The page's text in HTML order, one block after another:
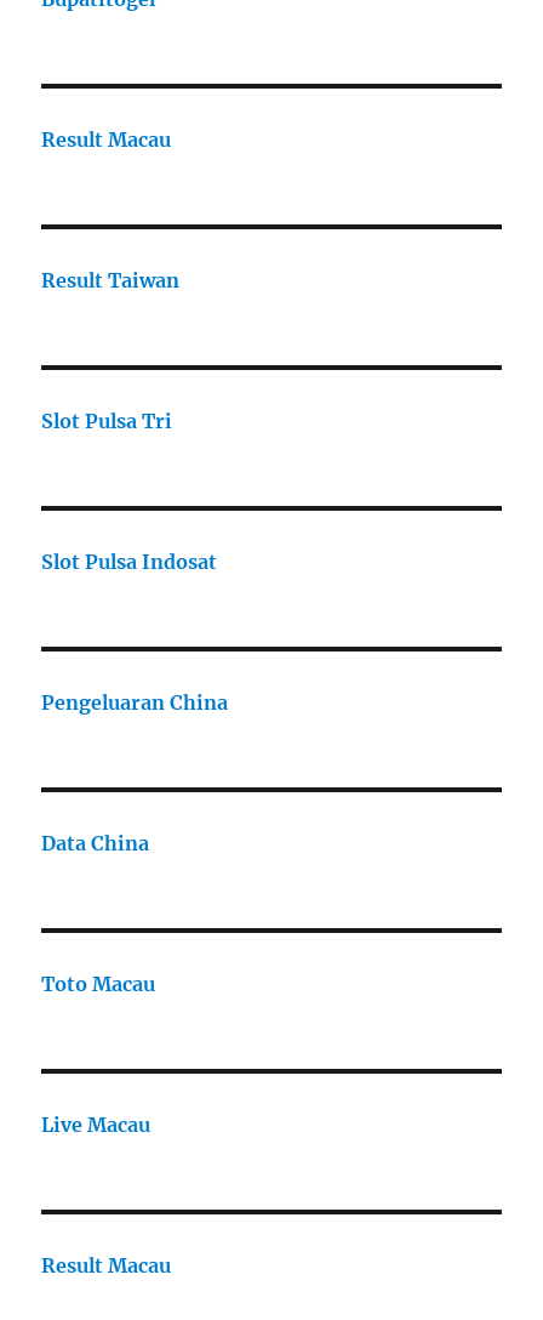
Result Macau
Result Taiwan
Slot Pulsa Tri
Slot Pulsa Indosat
Pengeluaran China
Data China
Toto Macau
Live Macau
Result Macau